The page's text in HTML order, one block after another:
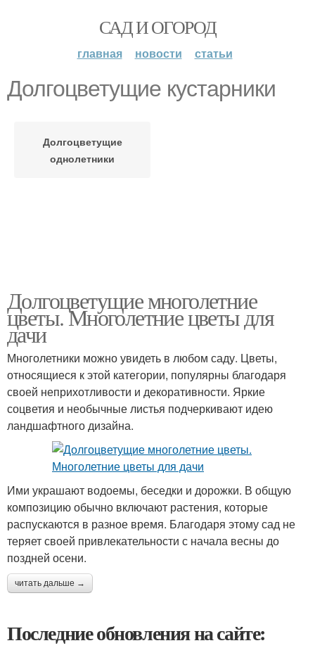
САД И ОГОРОД
главная новости статьи
Долгоцветущие кустарники
Долгоцветущие
однолетники
Долгоцветущие многолетние
цветы. Многолетние цветы для
дачи
Многолетники можно увидеть в любом саду. Цветы,
относящиеся к этой категории, популярны благодаря
своей неприхотливости и декоративности. Яркие
соцветия и необычные листья подчеркивают идею
ландшафтного дизайна.
Ими украшают водоемы, беседки и дорожки. В общую
композицию обычно включают растения, которые
распускаются в разное время. Благодаря этому сад не
теряет своей привлекательности с начала весны до
поздней осени.
читать дальше →
Последние обновления на сайте: